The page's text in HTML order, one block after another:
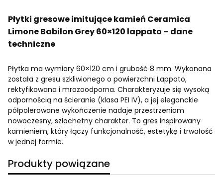
Płytki gresowe imitujące kamień Ceramica
Limone Babilon Grey 60×120 lappato – dane
techniczne
Płytka ma wymiary 60×120 cm i grubość 8 mm. Wykonana
została z gresu szkliwionego o powierzchni Lappato,
rektyfikowana i mrozoodporna. Charakteryzuje się wysoką
odpornością na ścieranie (klasa PEI IV), a jej eleganckie
półpolerowane wykończenie nadaje przestrzeniom
nowoczesny, szlachetny charakter. To gres inspirowany
kamieniem, który łączy funkcjonalność, estetykę i trwałość
w jednej formie.
Produkty powiązane